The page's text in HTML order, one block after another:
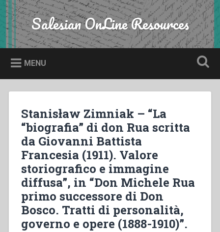
Skip
to
content
Search Salesian OnLine Resources
MENU
Stanisław Zimniak – “La
“biografia” di don Rua scritta
da Giovanni Battista
Francesia (1911). Valore
storiografico e immagine
diffusa”, in “Don Michele Rua
primo successore di Don
Bosco. Tratti di personalità,
governo e opere (1888-1910)”.